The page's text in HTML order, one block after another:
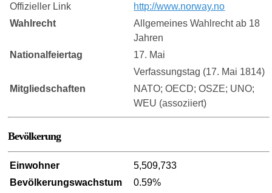
Offizieller Link
http://www.norway.no
Wahlrecht
Allgemeines Wahlrecht ab 18
Jahren
Nationalfeiertag
17. Mai
Verfassungstag (17. Mai 1814)
Mitgliedschaften
NATO; OECD; OSZE; UNO;
WEU (assoziiert)
Bevölkerung
Einwohner
5,509,733
Bevölkerungswachstum
0.59%